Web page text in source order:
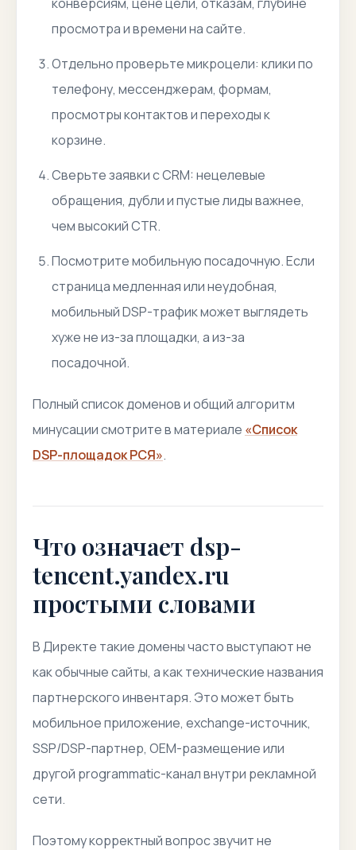
просмотра и времени на сайте.
Отдельно проверьте микроцели: клики по
телефону, мессенджерам, формам,
просмотры контактов и переходы к
корзине.
Сверьте заявки с CRM: нецелевые
обращения, дубли и пустые лиды важнее,
чем высокий CTR.
Посмотрите мобильную посадочную. Если
страница медленная или неудобная,
мобильный DSP-трафик может выглядеть
хуже не из-за площадки, а из-за
посадочной.
Полный список доменов и общий алгоритм
минусации смотрите в материале «Список
DSP-площадок РСЯ».
Что означает dsp-
tencent.yandex.ru
простыми словами
В Директе такие домены часто выступают не
как обычные сайты, а как технические названия
партнерского инвентаря. Это может быть
мобильное приложение, exchange-источник,
SSP/DSP-партнер, OEM-размещение или
другой programmatic-канал внутри рекламной
сети.
Поэтому корректный вопрос звучит не